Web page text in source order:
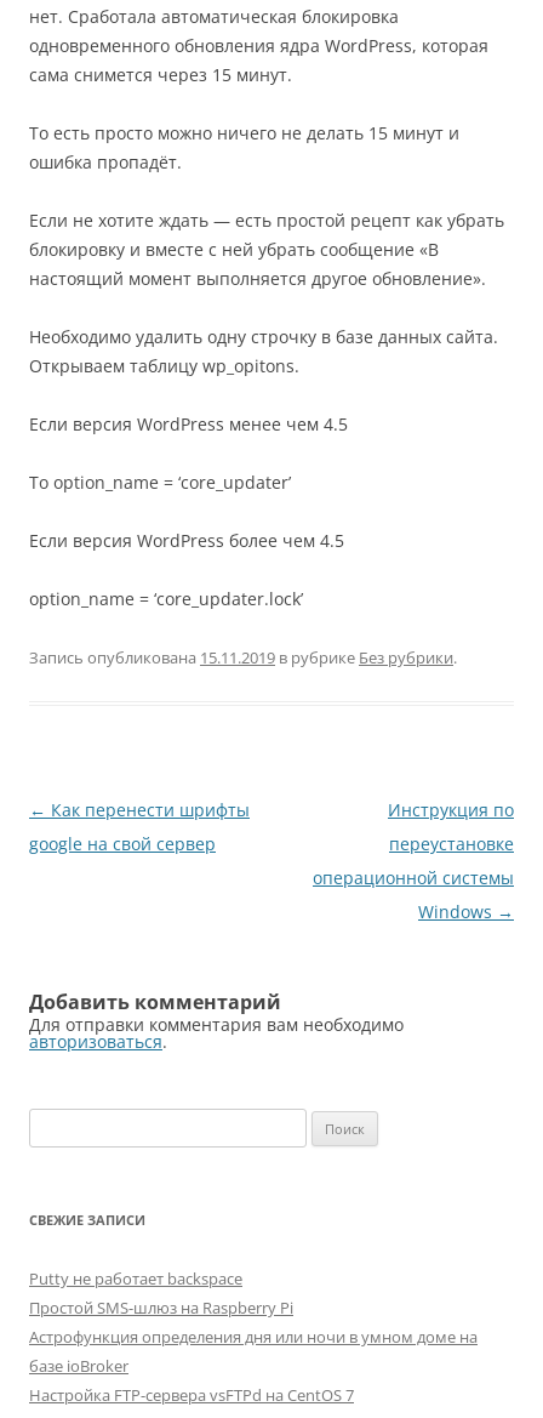
нет. Сработала автоматическая блокировка
одновременного обновления ядра WordPress, которая
сама снимется через 15 минут.
То есть просто можно ничего не делать 15 минут и
ошибка пропадёт.
Если не хотите ждать — есть простой рецепт как убрать
блокировку и вместе с ней убрать сообщение «В
настоящий момент выполняется другое обновление».
Необходимо удалить одну строчку в базе данных сайта.
Открываем таблицу wp_opitons.
Если версия WordPress менее чем 4.5
То option_name = ‘core_updater’
Если версия WordPress более чем 4.5
option_name = ‘core_updater.lock’
Запись опубликована 15.11.2019 в рубрике Без рубрики.
Навигация
по
← Как перенести шрифты
google на свой сервер
Инструкция по
переустановке
операционной системы
Windows →
Добавить комментарий
Для отправки комментария вам необходимо
авторизоваться.
СВЕЖИЕ ЗАПИСИ
Putty не работает backspace
Простой SMS-шлюз на Raspberry Pi
Астрофункция определения дня или ночи в умном доме на
базе ioBroker
Настройка FTP-сервера vsFTPd на CentOS 7